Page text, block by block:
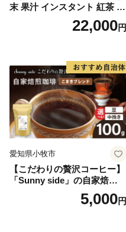
末 果汁 インスタント 紅茶 ビ
タミンC 袋 ロングセラー 粉
末飲料 粉末茶 簡単 手軽 ホッ
22,000円
愛知県小牧市
【こだわりの贅沢コーヒー】
「Sunny side」の自家焙煎珈
琲こまきブレンド（100g）
5,000円